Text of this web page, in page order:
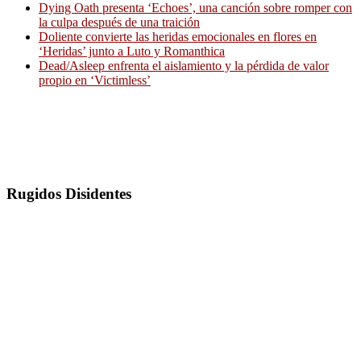
Dying Oath presenta ‘Echoes’, una canción sobre romper con
la culpa después de una traición
Doliente convierte las heridas emocionales en flores en
‘Heridas’ junto a Luto y Romanthica
Dead/Asleep enfrenta el aislamiento y la pérdida de valor
propio en ‘Victimless’
Rugidos Disidentes